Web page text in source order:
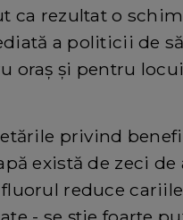
ca rezultat o
a politicii de
oraș și pentru
privind
există de zeci de
reduce